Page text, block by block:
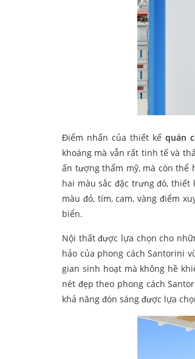
Điểm nhấn của thiết kế quán
khoáng mà vẫn rất tinh tế và
ấn tượng thẩm mỹ, mà còn thể
hai màu sắc đặc trưng đó,
màu đỏ, tím, cam, vàng điểm
biển.
Nội thất được lựa chọn cho
hảo của phong cách Santorini
gian sinh hoạt mà không hề
nét đẹp theo phong cách
khả năng đón sáng được lựa